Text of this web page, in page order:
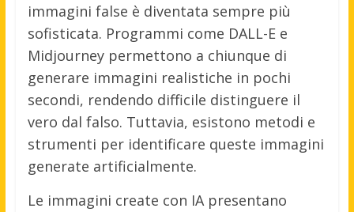
immagini false è diventata sempre più
sofisticata. Programmi come DALL-E e
Midjourney permettono a chiunque di
generare immagini realistiche in pochi
secondi, rendendo difficile distinguere il
vero dal falso. Tuttavia, esistono metodi e
strumenti per identificare queste immagini
generate artificialmente.
Le immagini create con IA presentano